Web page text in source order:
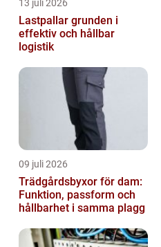
13 juli 2026
Lastpallar grunden i
effektiv och hållbar
logistik
09 juli 2026
Trädgårdsbyxor för dam:
Funktion, passform och
hållbarhet i samma plagg